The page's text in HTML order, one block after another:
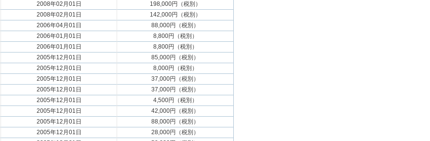
2008年02月01日
198,000円（税別）
2008年02月01日
142,000円（税別）
2006年04月01日
88,000円（税別）
2006年01月01日
8,800円（税別）
2006年01月01日
8,800円（税別）
2005年12月01日
85,000円（税別）
2005年12月01日
8,000円（税別）
2005年12月01日
37,000円（税別）
2005年12月01日
37,000円（税別）
2005年12月01日
4,500円（税別）
2005年12月01日
42,000円（税別）
2005年12月01日
88,000円（税別）
2005年12月01日
28,000円（税別）